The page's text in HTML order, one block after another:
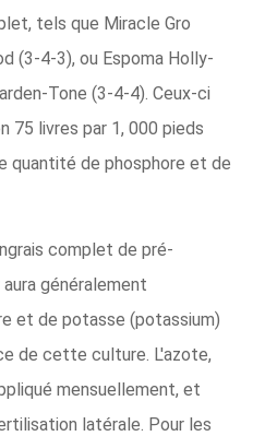
tels que Miracle Gro
(3-4-3), ou Espoma Holly-
Tone (3-4-4). Ceux-ci
75 livres par 1, 000 pieds
quantité de phosphore et de
complet de pré-
généralement
et de potasse (potassium)
de cette culture. L'azote,
mensuellement, et
latérale. Pour les